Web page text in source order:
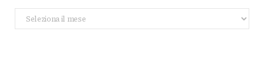
Archivio
Articoli